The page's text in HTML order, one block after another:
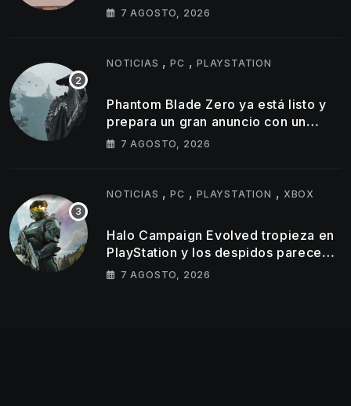
de egos
7 AGOSTO, 2026
NOTICIAS ,PC ,PLAYSTATION
Phantom Blade Zero ya está listo y
prepara un gran anuncio con un
tráiler de 11 minutos
7 AGOSTO, 2026
NOTICIAS ,PC ,PLAYSTATION , XBOX
Halo Campaign Evolved tropieza en
PlayStation y los despidos parecen
golpear al estudio tras un
7 AGOSTO, 2026